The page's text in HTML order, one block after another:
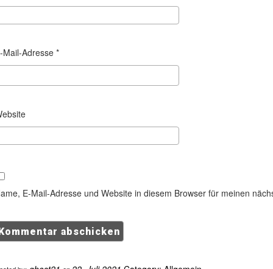
Mail-Adresse*
E-Mail-Adresse und Website in diesem Browser für meinen